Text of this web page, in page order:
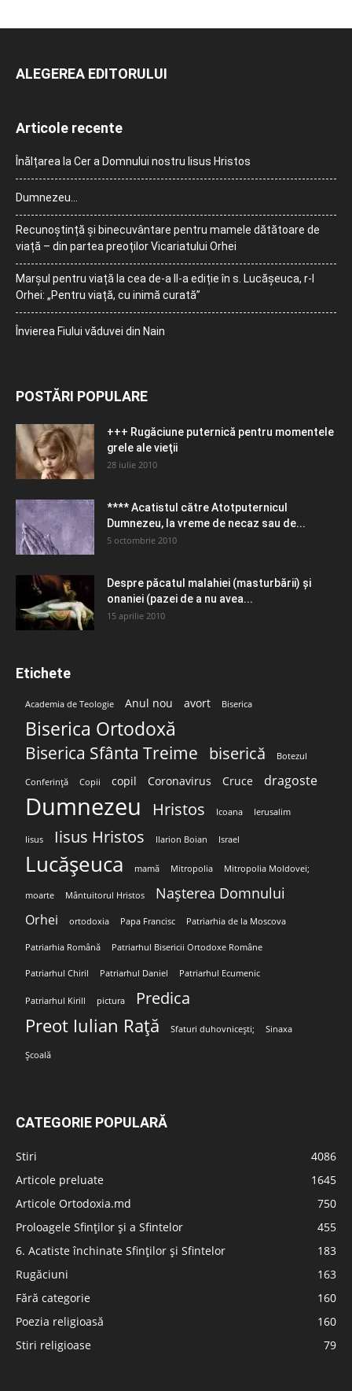
ALEGEREA EDITORULUI
Articole recente
Înălțarea la Cer a Domnului nostru Iisus Hristos
Dumnezeu…
Recunoștință și binecuvântare pentru mamele dătătoare de
viață – din partea preoților Vicariatului Orhei
Marșul pentru viață la cea de-a II-a ediție în s. Lucășeuca, r-l
Orhei: „Pentru viață, cu inimă curată”
Învierea Fiului văduvei din Nain
POSTĂRI POPULARE
+++ Rugăciune puternică pentru momentele
grele ale vieţii
28 iulie 2010
**** Acatistul către Atotputernicul
Dumnezeu, la vreme de necaz sau de...
5 octombrie 2010
Despre păcatul malahiei (masturbării) şi
onaniei (pazei de a nu avea...
15 aprilie 2010
Etichete
Academia de Teologie Anul nou avort Biserica
Biserica Ortodoxă
Biserica Sfânta Treime biserică Botezul
Conferință Copii copil Coronavirus Cruce dragoste
Dumnezeu Hristos Icoana Ierusalim
Iisus Iisus Hristos Ilarion Boian Israel
Lucășeuca mamă Mitropolia Mitropolia Moldovei;
moarte Mântuitorul Hristos Nașterea Domnului
Orhei ortodoxia Papa Francisc Patriarhia de la Moscova
Patriarhia Română Patriarhul Bisericii Ortodoxe Române
Patriarhul Chiril Patriarhul Daniel Patriarhul Ecumenic
Patriarhul Kirill pictura Predica
Preot Iulian Rață Sfaturi duhovnicești; Sinaxa
Școală
CATEGORIE POPULARĂ
Stiri
4086
Articole preluate
1645
Articole Ortodoxia.md
750
Proloagele Sfinților și a Sfintelor
455
6. Acatiste închinate Sfinților și Sfintelor
183
Rugăciuni
163
Fără categorie
160
Poezia religioasă
160
Stiri religioase
79